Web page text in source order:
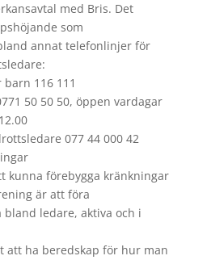
med Bris. Det
som
annat telefonlinjer för
116 111
50 50 50, öppen vardagar
077 44 000 42
kunna förebygga kränkningar
är att föra
ledare, aktiva och i
att ha beredskap för hur man